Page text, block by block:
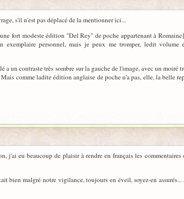
s'il n'est pas déplacé de la mentionner ici...
fort modeste édition "Del Rey" de poche appartenant à
exemplaire personnel, mais je peux me tromper, ledit
un contraste très sombre sur la gauche de l'image, avec un moiré
comme ladite édition anglaise de poche n'a pas, elle, la belle
j'ai eu beaucoup de plaisir à rendre en français les
bien malgré notre vigilance, toujours en éveil, soyez-en